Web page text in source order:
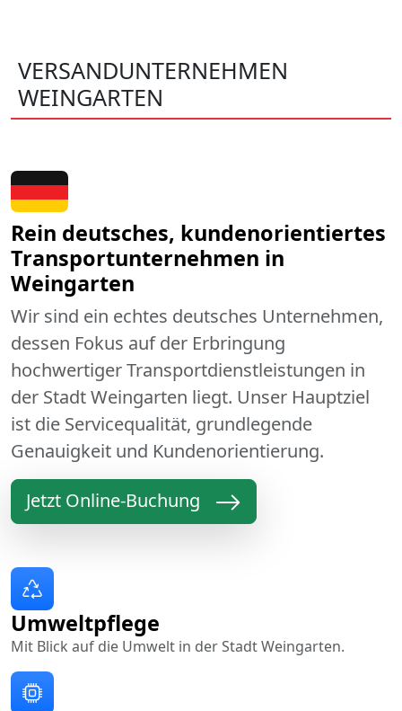
VERSANDUNTERNEHMEN
WEINGARTEN
Rein deutsches, kundenorientiertes
Transportunternehmen in
Weingarten
Wir sind ein echtes deutsches Unternehmen,
dessen Fokus auf der Erbringung
hochwertiger Transportdienstleistungen in
der Stadt Weingarten liegt. Unser Hauptziel
ist die Servicequalität, grundlegende
Genauigkeit und Kundenorientierung.
Jetzt Online-Buchung
Umweltpflege
Mit Blick auf die Umwelt in der Stadt Weingarten.